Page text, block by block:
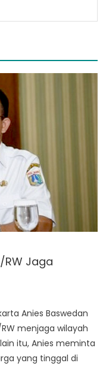
RW Jaga
Anies Baswedan
menjaga wilayah
itu, Anies meminta
yang tinggal di